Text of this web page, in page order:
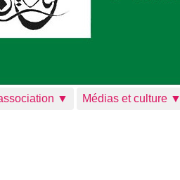
▼ Médias et culture ▼